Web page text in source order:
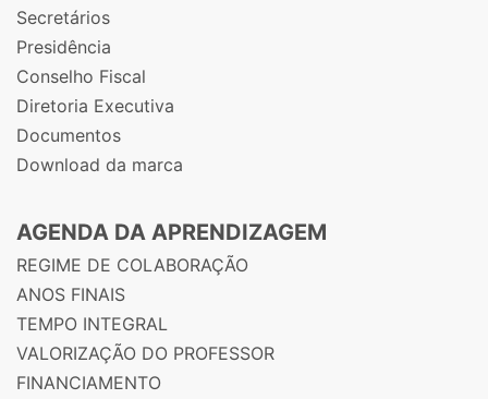
Secretários
Presidência
Conselho Fiscal
Diretoria Executiva
Documentos
Download da marca
AGENDA DA APRENDIZAGEM
REGIME DE COLABORAÇÃO
ANOS FINAIS
TEMPO INTEGRAL
VALORIZAÇÃO DO PROFESSOR
FINANCIAMENTO